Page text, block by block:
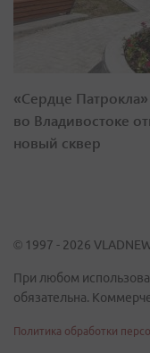
«Сердце Патрокла»
во Владивостоке
новый сквер
© 1997 - 2026
При любом
обязательна.
Политика обработки